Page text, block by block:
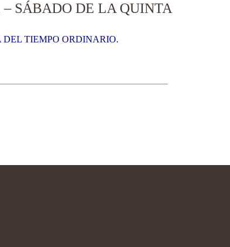
SÁBADO DE LA QUINTA
TIEMPO ORDINARIO.